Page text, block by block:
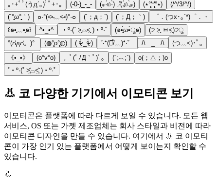
｡･+ﾟﾟ(うд´｡)ﾟﾟ+･｡
(-0-)_-_- (⁎·́௰·̀)◞ ͂͂(˒̩̩̥́௰˓̩̩̥̀⁎) (٭°̧̧̧꒳°̧̧̧٭)
(/^/3/^/)
(´°̥̥̥ω°̥̥̥｀)
๐·°(৹˃̵﹏˂̵৹)°·๐ (´；д；`) (´；Д；｀)
゜．(つx･｡`*)゜．・
꒰๑•̥﹏•̥๑꒱
^•_•^ ‧º·(˚ ˃̣̣̥⌓˂̣̣̥ )‧º·˚ (๑•̥̥̥́ω•̀ू๑)
(੭ ˃̣̣̥ ㅂ˂̣̣̥)੭ु
°(ಗдಗ。)°.
(◍°̧̧̧o°̧̧̧◍) ( ᵒ̴̶̷̥́ _ᵒ̴̶̷̣̥̀ ) ˚‧⁺(͘๑̊/﹏)⁺‧˚ /\ . _ . /\
(つ﹏<)･ﾟ｡
《•_•》
(o°v°o) 。ﾟ(ﾟﾉД｀ﾟ)ﾟ｡ (´;︵;`)
o(；△；)o
˚‧º·(˚ ˃̣̣̥᷄⌓˂̣̣̥᷅ )‧º·˚
👃 코 다양한 기기에서 이모티콘 보기
이모티콘은 플랫폼에 따라 다르게 보일 수 있습니다. 모든 웹
서비스, OS 또는 가젯 제조업체는 회사 스타일과 비전에 따라
이모티콘 디자인을 만들 수 있습니다. 여기에서 👃 코 이모티
콘이 가장 인기 있는 플랫폼에서 어떻게 보이는지 확인할 수
있습니다.
👃